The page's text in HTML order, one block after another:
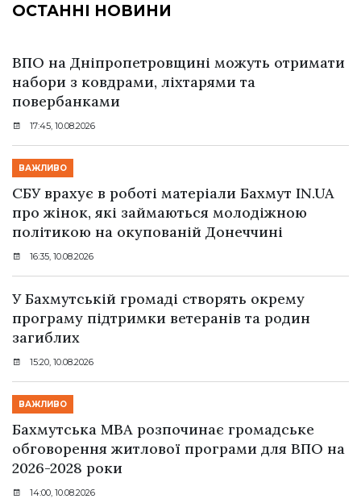
ОСТАННІ НОВИНИ
ВПО на Дніпропетровщині можуть отримати
набори з ковдрами, ліхтарями та
повербанками
17:45, 10.08.2026
ВАЖЛИВО
СБУ врахує в роботі матеріали Бахмут IN.UA
про жінок, які займаються молодіжною
політикою на окупованій Донеччині
16:35, 10.08.2026
У Бахмутській громаді створять окрему
програму підтримки ветеранів та родин
загиблих
15:20, 10.08.2026
ВАЖЛИВО
Бахмутська МВА розпочинає громадське
обговорення житлової програми для ВПО на
2026-2028 роки
14:00, 10.08.2026